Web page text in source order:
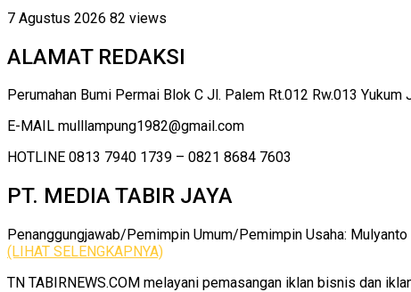
7 Agustus 2026 82 views
ALAMAT REDAKSI
Perumahan Bumi Permai Blok C Jl. Palem Rt.012 Rw.013
E-MAIL mulllampung1982@gmail.com
HOTLINE 0813 7940 1739 – 0821 8684 7603
PT. MEDIA TABIR JAYA
Penanggungjawab/Pemimpin Umum/Pemimpin Usaha: Mulyanto
(LIHAT SELENGKAPNYA)
TN TABIRNEWS.COM melayani pemasangan iklan bisnis dan